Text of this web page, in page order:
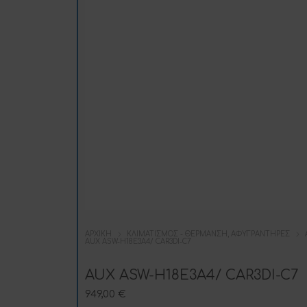
ΑΡΧΙΚΉ ΚΛΙΜΑΤΙΣΜΌΣ - ΘΈΡΜΑΝΣΗ, ΑΦΥΓΡΑΝΤΉΡΕΣ
AUX ASW-H18E3A4/ CAR3DI-C7
AUX ASW-H18E3A4/ CAR3DI-C7
949,00 €